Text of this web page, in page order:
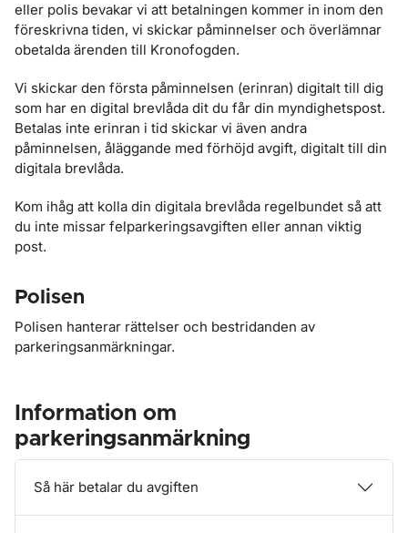
eller polis bevakar vi att betalningen kommer in inom den
föreskrivna tiden, vi skickar påminnelser och överlämnar
obetalda ärenden till Kronofogden.
Vi skickar den första påminnelsen (erinran) digitalt till dig
som har en digital brevlåda dit du får din myndighetspost.
Betalas inte erinran i tid skickar vi även andra
påminnelsen, åläggande med förhöjd avgift, digitalt till din
digitala brevlåda.
Kom ihåg att kolla din digitala brevlåda regelbundet så att
du inte missar felparkeringsavgiften eller annan viktig
post.
Polisen
Polisen hanterar rättelser och bestridanden av
parkeringsanmärkningar.
Information om
parkeringsanmärkning
Så här betalar du avgiften